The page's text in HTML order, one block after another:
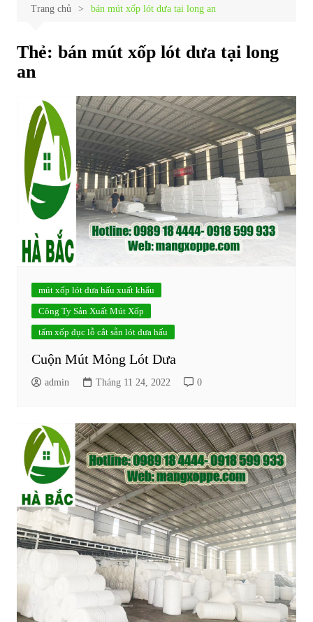
Trang chủ bán mút xốp lót dưa tại long an
Thẻ: bán mút xốp lót dưa tại long
an
mút xốp lót dưa hấu xuất khẩu
Công Ty Sản Xuất Mút Xốp
tấm xốp đục lỗ cắt sẵn lót dưa hấu
Cuộn Mút Mỏng Lót Dưa
admin Tháng 11 24, 2022 0